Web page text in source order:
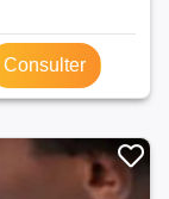
Consulter